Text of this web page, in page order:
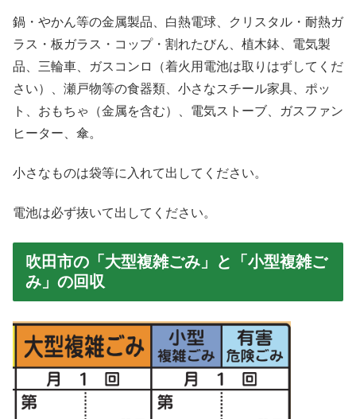
鍋・やかん等の金属製品、白熱電球、クリスタル・耐熱ガ
ラス・板ガラス・コップ・割れたびん、植木鉢、電気製
品、三輪車、ガスコンロ（着火用電池は取りはずしてくだ
さい）、瀬戸物等の食器類、小さなスチール家具、ポッ
ト、おもちゃ（金属を含む）、電気ストーブ、ガスファン
ヒーター、傘。
小さなものは袋等に入れて出してください。
電池は必ず抜いて出してください。
吹田市の「大型複雑ごみ」と「小型複雑ご
み」の回収